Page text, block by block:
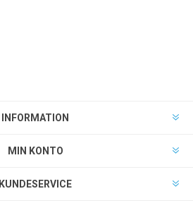
INFORMATION
MIN KONTO
KUNDESERVICE